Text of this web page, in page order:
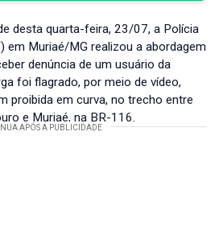
desta quarta-feira, 23/07, a Polícia
em Muriaé/MG realizou a abordagem
denúncia de um usuário da
foi flagrado, por meio de vídeo,
proibida em curva, no trecho entre
e Muriaé, na BR-116.